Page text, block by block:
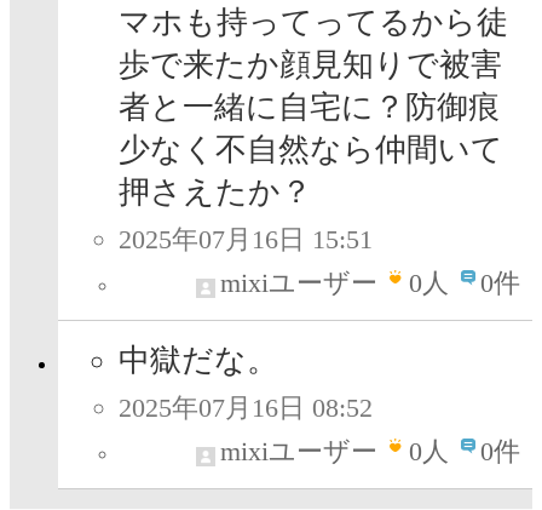
マホも持ってってるから徒
歩で来たか顔見知りで被害
者と一緒に自宅に？防御痕
少なく不自然なら仲間いて
押さえたか？
2025年07月16日 15:51
mixiユーザー
0人 0件
中獄だな。
2025年07月16日 08:52
mixiユーザー
0人 0件